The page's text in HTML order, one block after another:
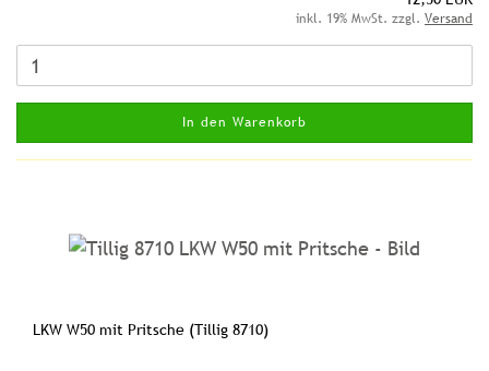
inkl. 19% MwSt. zzgl. Versand
In den Warenkorb
LKW W50 mit Pritsche (Tillig 8710)